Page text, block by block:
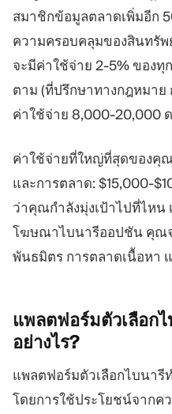
สมาชิกข้อมูลตลาดเพิ่มอีก
ความครอบคลุมของสินทรัพ
จะมีค่าใช้จ่าย 2-5% ของ
ตาม (ที่ปรึกษาทางกฎหมาย
ค่าใช้จ่าย 8,000-20,000
ค่าใช้จ่ายที่ใหญ่ที่สุดของคุ
และการตลาด: $15,000-
ว่าคุณกำลังมุ่งเป้าไปที่ไหน
โฆษณาไบนารีออปชัน คุณ
พันธมิตร การตลาดเนื้อหา
แพลตฟอร์มตัวเลือก
อย่างไร?
แพลตฟอร์มตัวเลือกไบนารี
โดยการใช้ประโยชน์จากค